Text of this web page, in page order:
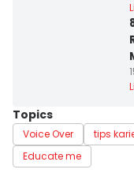
Topics
Voice Over tips
Educate me